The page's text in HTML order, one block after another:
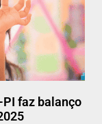
faz balanço